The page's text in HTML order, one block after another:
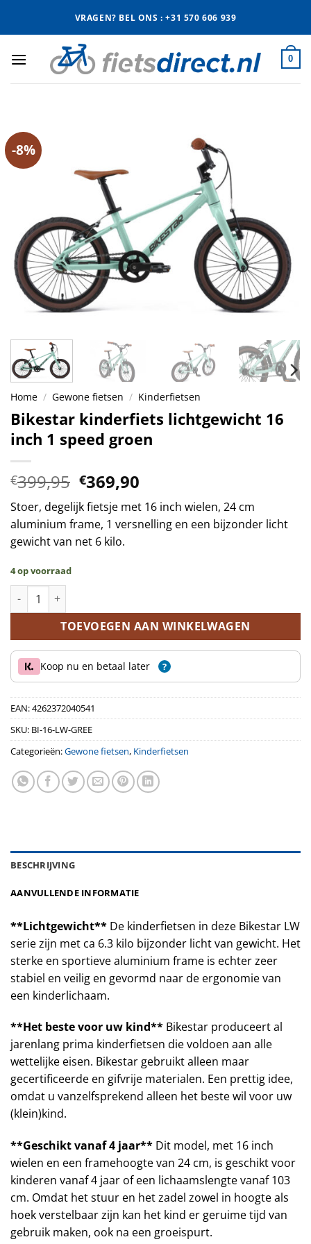
VRAGEN? BEL ONS : +31 570 606 939
0
-8%
Home / Gewone fietsen / Kinderfietsen
Bikestar kinderfiets lichtgewicht 16
inch 1 speed groen
€399,95 Oorspronkelijke
prijs
was:
€399,95.
€369,90
prijs
is:
€369,90.
Stoer, degelijk fietsje met 16 inch wielen, 24 cm
aluminium frame, 1 versnelling en een bijzonder licht
gewicht van net 6 kilo.
4 op voorraad
Bikestar kinderfiets lichtgewicht 16 inch 1 speed groen aantal
TOEVOEGEN AAN WINKELWAGEN
Koop nu en betaal later ?
EAN:4262372040541
SKU: BI-16-LW-GREE
Categorieën:Gewone fietsen, Kinderfietsen
BESCHRIJVING
AANVULLENDE INFORMATIE
**Lichtgewicht** De kinderfietsen in deze Bikestar LW
serie zijn met ca 6.3 kilo bijzonder licht van gewicht. Het
sterke en sportieve aluminium frame is echter zeer
stabiel en veilig en gevormd naar de ergonomie van
een kinderlichaam.
**Het beste voor uw kind** Bikestar produceert al
jarenlang prima kinderfietsen die voldoen aan alle
wettelijke eisen. Bikestar gebruikt alleen maar
gecertificeerde en gifvrije materialen. Een prettig idee,
omdat u vanzelfsprekend alleen het beste wil voor uw
(klein)kind.
**Geschikt vanaf 4 jaar** Dit model, met 16 inch
wielen en een framehoogte van 24 cm, is geschikt voor
kinderen vanaf 4 jaar of een lichaamslengte vanaf 103
cm. Omdat het stuur en het zadel zowel in hoogte als
hoek verstelbaar zijn kan het kind er geruime tijd van
gebruik maken, ook na een groeispurt.